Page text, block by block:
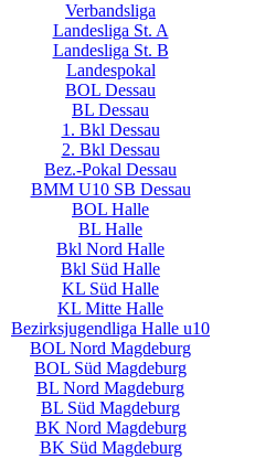
Verbandsliga
Landesliga St. A
Landesliga St. B
Landespokal
BOL Dessau
BL Dessau
1. Bkl Dessau
2. Bkl Dessau
Bez.-Pokal Dessau
BMM U10 SB Dessau
BOL Halle
BL Halle
Bkl Nord Halle
Bkl Süd Halle
KL Süd Halle
KL Mitte Halle
Bezirksjugendliga Halle u10
BOL Nord Magdeburg
BOL Süd Magdeburg
BL Nord Magdeburg
BL Süd Magdeburg
BK Nord Magdeburg
BK Süd Magdeburg